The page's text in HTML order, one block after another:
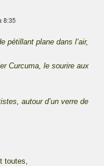
8:35
pétillant plane dans l’air,
Curcuma, le sourire aux
autour d’un verre de
toutes,